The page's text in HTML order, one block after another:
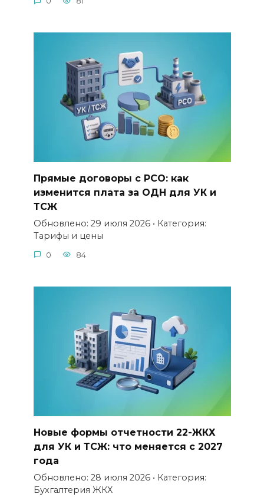
Прямые договоры с РСО: как
изменится плата за ОДН для УК и
ТСЖ
Обновлено: 29 июля 2026 • Категория:
Тарифы и цены
0 84
Новые формы отчетности 22-ЖКХ
для УК и ТСЖ: что меняется с 2027
года
Обновлено: 28 июля 2026 • Категория:
Бухгалтерия ЖКХ